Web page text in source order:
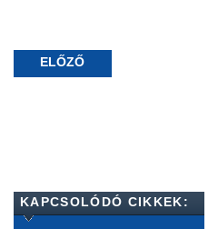
ELŐZŐ
KAPCSOLÓDÓ CIKKEK: